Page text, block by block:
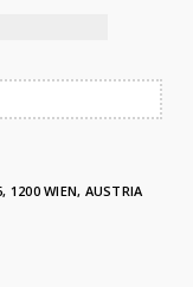
WIEN, AUSTRIA